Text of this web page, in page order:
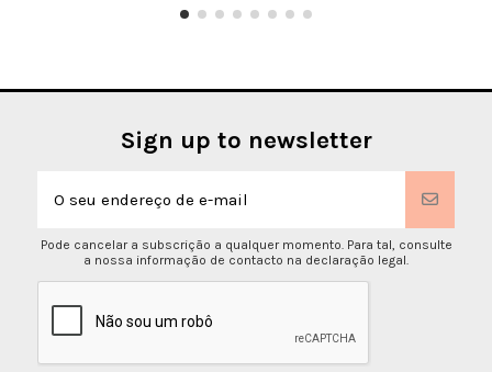
Sign up to newsletter
Pode cancelar a subscrição a qualquer momento. Para tal, consulte
a nossa informação de contacto na declaração legal.